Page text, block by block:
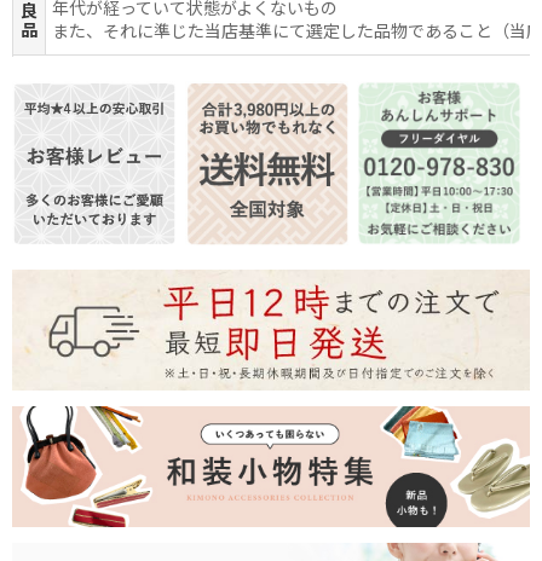
良
品
年代が経っていて状態がよくないもの
また、それに準じた当店基準にて選定した品物であること（当